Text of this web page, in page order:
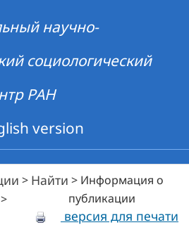
научно-
социологический
РАН
version
> Найти >
>
Информация о
публикации
версия для печати